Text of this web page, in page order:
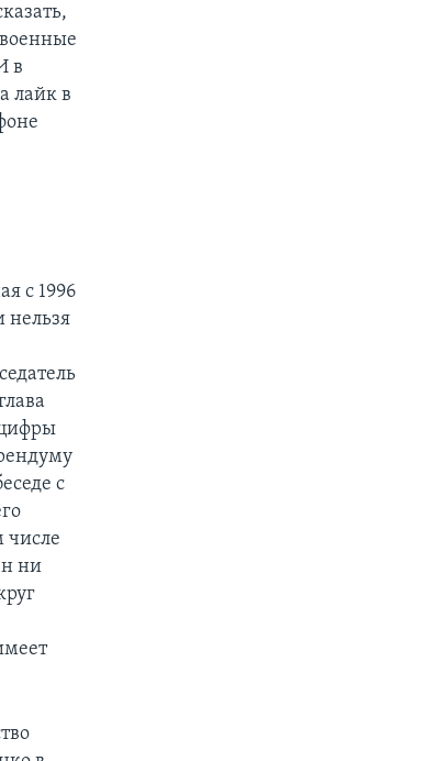
в
лайк в
с 1996
нельзя
с
числе
ни